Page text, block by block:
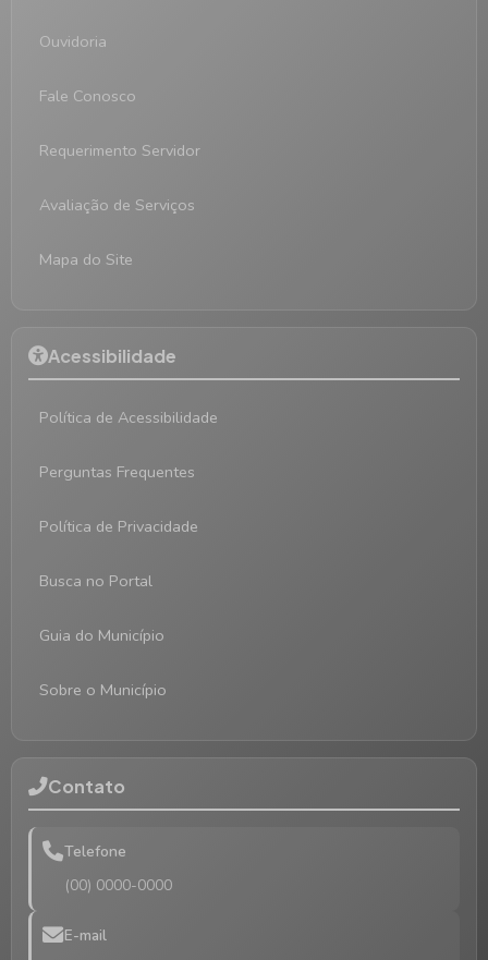
Ouvidoria
Fale Conosco
Requerimento Servidor
Avaliação de Serviços
Mapa do Site
Acessibilidade
Política de Acessibilidade
Perguntas Frequentes
Política de Privacidade
Busca no Portal
Guia do Município
Sobre o Município
Contato
Telefone
(00) 0000-0000
E-mail